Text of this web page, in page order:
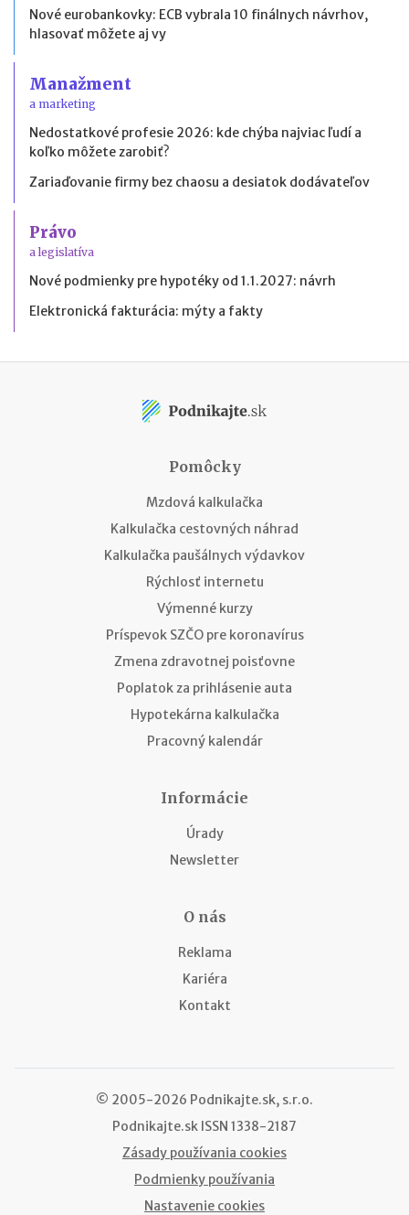
Nové eurobankovky: ECB vybrala 10 finálnych návrhov,
hlasovať môžete aj vy
Manažment
a marketing
Nedostatkové profesie 2026: kde chýba najviac ľudí a
koľko môžete zarobiť?
Zariaďovanie firmy bez chaosu a desiatok dodávateľov
Právo
a legislatíva
Nové podmienky pre hypotéky od 1.1.2027: návrh
Elektronická fakturácia: mýty a fakty
Pomôcky
Mzdová kalkulačka
Kalkulačka cestovných náhrad
Kalkulačka paušálnych výdavkov
Rýchlosť internetu
Výmenné kurzy
Príspevok SZČO pre koronavírus
Zmena zdravotnej poisťovne
Poplatok za prihlásenie auta
Hypotekárna kalkulačka
Pracovný kalendár
Informácie
Úrady
Newsletter
O nás
Reklama
Kariéra
Kontakt
© 2005-2026 Podnikajte.sk, s.r.o.
Podnikajte.sk ISSN 1338-2187
Zásady používania cookies
Podmienky používania
Nastavenie cookies